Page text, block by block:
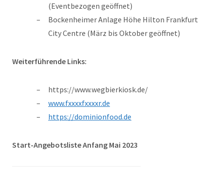
(Eventbezogen geöffnet)
Bockenheimer Anlage Höhe Hilton Frankfurt
City Centre (März bis Oktober geöffnet)
Weiterführende Links:
https://www.wegbierkiosk.de/
www.fxxxxfxxxxr.de
https://dominionfood.de
Start-Angebotsliste Anfang Mai 2023